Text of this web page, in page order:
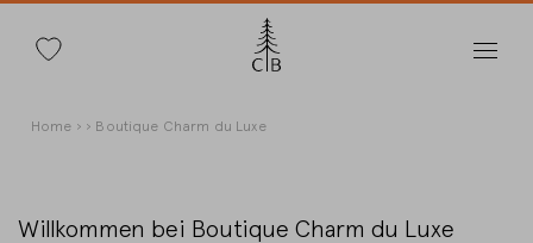
zumPfadnavigation
Home Boutique Charm du Luxe
Willkommen bei Boutique Charm du Luxe